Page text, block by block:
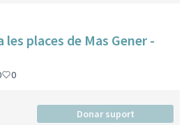
les places de Mas Gener -
0
Donar suport